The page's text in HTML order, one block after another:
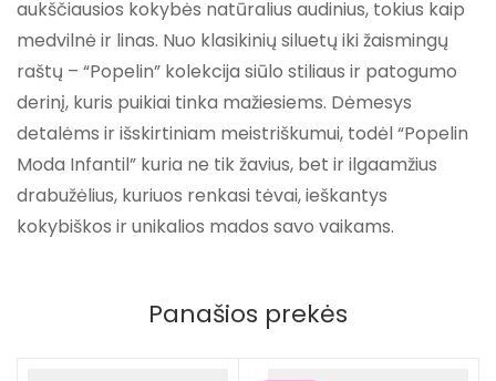
aukščiausios kokybės natūralius audinius, tokius kaip
medvilnė ir linas. Nuo klasikinių siluetų iki žaismingų
raštų – “Popelin” kolekcija siūlo stiliaus ir patogumo
derinį, kuris puikiai tinka mažiesiems. Dėmesys
detalėms ir išskirtiniam meistriškumui, todėl “Popelin
Moda Infantil” kuria ne tik žavius, bet ir ilgaamžius
drabužėlius, kuriuos renkasi tėvai, ieškantys
kokybiškos ir unikalios mados savo vaikams.
Panašios prekės